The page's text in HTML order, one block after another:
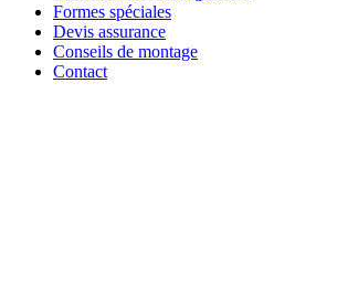
Formes spéciales
Devis assurance
Conseils de montage
Contact